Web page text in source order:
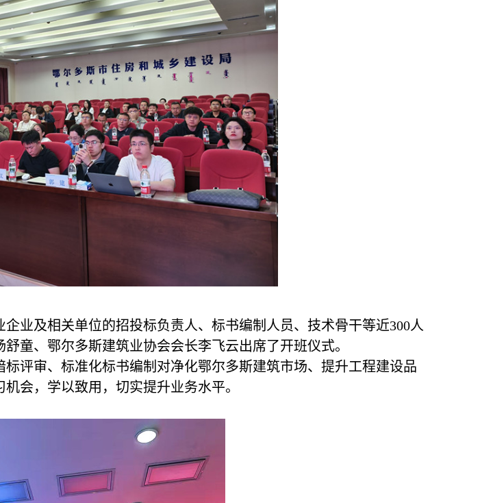
业及相关单位的招投标负责人、标书编制人员、技术骨干等近300人
童、鄂尔多斯建筑业协会会长李飞云出席了开班仪式。
评审、标准化标书编制对净化鄂尔多斯建筑市场、提升工程建设品
会，学以致用，切实提升业务水平。